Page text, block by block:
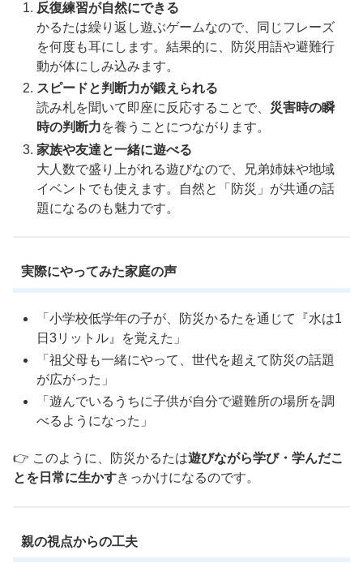
反復練習が自然にできる
かるたは繰り返し遊ぶゲームなので、同じフレーズ
を何度も耳にします。結果的に、防災用語や避難行
動が体にしみ込みます。
スピードと判断力が鍛えられる
読み札を聞いて即座に反応することで、 災害時の瞬
時の判断力を養うことにつながります。
家族や友達と一緒に遊べる
大人数で盛り上がれる遊びなので、兄弟姉妹や地域
イベントでも使えます。自然と「防災」が共通の話
題になるのも魅力です。
実際にやってみた家庭の声
「小学校低学年の子が、防災かるたを通じて『水は1
日3リットル』を覚えた」
「祖父母も一緒にやって、世代を超えて防災の話題
が広がった」
「遊んでいるうちに子供が自分で避難所の場所を調
べるようになった」
👉 このように、防災かるたは遊びながら学び・学んだこ
とを日常に生かすきっかけになるのです。
親の視点からの工夫